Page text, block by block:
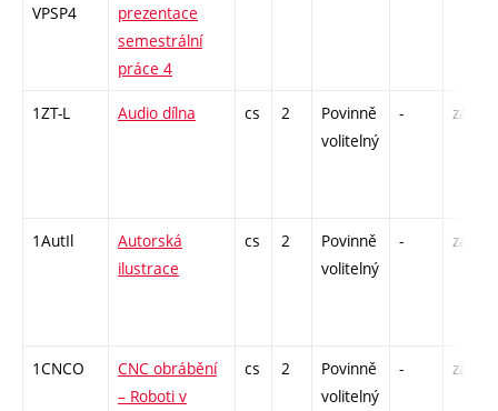
VPSP4
prezentace
semestrální
práce 4
1ZT-L Audio dílna cs 2
Povinně
volitelný
- zá
1AutIl
Autorská
ilustrace
cs 2
Povinně
volitelný
- zá
1CNCO
CNC obrábění
– Roboti v
cs 2
Povinně
volitelný
- zá